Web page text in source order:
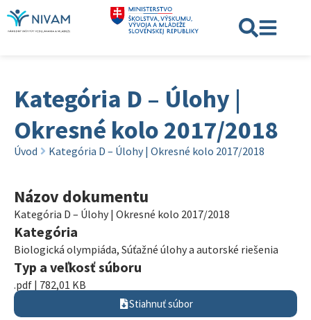
Kategória D – Úlohy |
Okresné kolo 2017/2018
Úvod Kategória D – Úlohy | Okresné kolo 2017/2018
Názov dokumentu
Kategória D – Úlohy | Okresné kolo 2017/2018
Kategória
Biologická olympiáda, Súťažné úlohy a autorské riešenia
Typ a veľkosť súboru
.pdf | 782,01 KB
Stiahnuť súbor